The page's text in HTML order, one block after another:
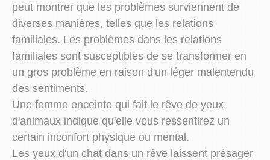
peut montrer que les problèmes surviennent de
diverses manières, telles que les relations
familiales. Les problèmes dans les relations
familiales sont susceptibles de se transformer en
un gros problème en raison d'un léger malentendu
des sentiments.
Une femme enceinte qui fait le rêve de yeux
d'animaux indique qu'elle vous ressentirez un
certain inconfort physique ou mental.
Les yeux d'un chat dans un rêve laissent présager